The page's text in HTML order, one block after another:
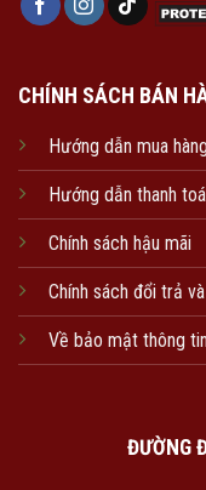
CHÍNH SÁCH BÁN
Hướng dẫn mua hàng
Hướng dẫn thanh
Chính sách hậu mãi
Chính sách đổi trả
Về bảo mật thông
ĐƯỜNG